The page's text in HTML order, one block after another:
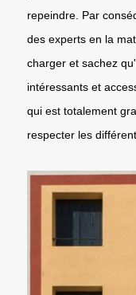
repeindre. Par
des experts en la
charger et sachez
intéressants et
qui est totalement
respecter les